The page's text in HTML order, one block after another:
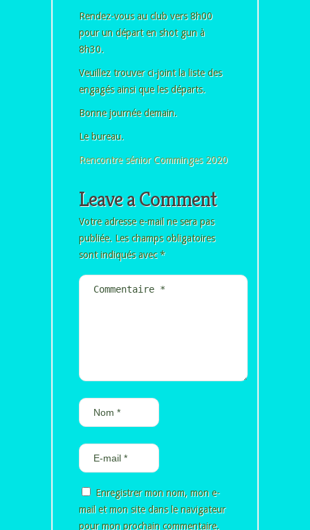
Rendez-vous au club vers 8h00
pour un départ en shot gun à
8h30.
Veuillez trouver ci-joint la liste des
engagés ainsi que les départs.
Bonne journée demain.
Le bureau.
Rencontre sénior Comminges 2020
Leave a Comment
Votre adresse e-mail ne sera pas
publiée. Les champs obligatoires
sont indiqués avec*
Enregistrer mon nom, mon e-
mail et mon site dans le navigateur
pour mon prochain commentaire.